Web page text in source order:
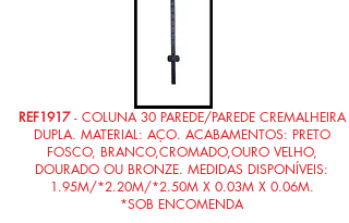
REF1917- COLUNA 30 PAREDE/PAREDE CREMALHEIRA
DUPLA. MATERIAL: AÇO. ACABAMENTOS: PRETO
FOSCO, BRANCO,CROMADO,OURO VELHO,
DOURADO OU BRONZE. MEDIDAS DISPONÍVEIS:
1.95M/*2.20M/*2.50M X 0.03M X 0.06M.
*SOB ENCOMENDA